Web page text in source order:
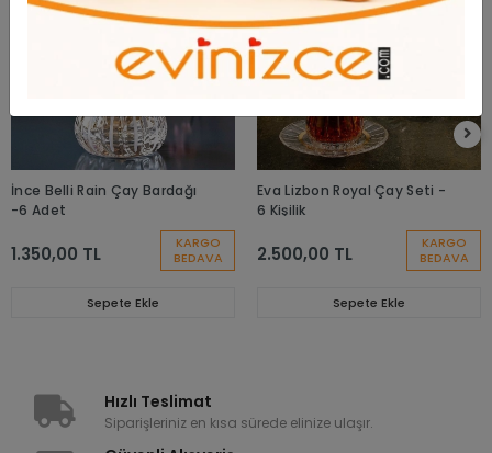
KARGO
BEDAVA
İnce Belli Rain Çay Bardağı
-6 Adet
1.350,00 TL
Sepete Ekle
KARGO
BEDAVA
Eva Lizbon Royal Çay Seti -
6 Kişilik
2.500,00 TL
Sepete Ekle
Hızlı Teslimat
Siparişleriniz en kısa sürede elinize ulaşır.